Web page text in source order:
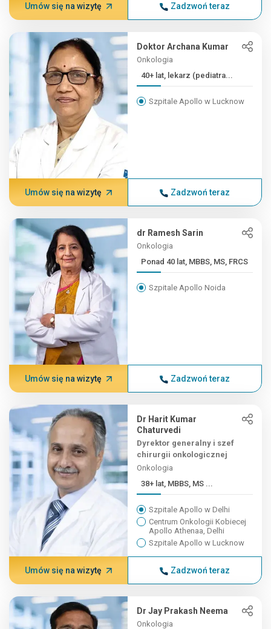
Umów się na wizytę Zadzwoń teraz
Doktor Archana Kumar
Onkologia
40+ lat, lekarz (pediatra...
Szpitale Apollo w Lucknow
Umów się na wizytę Zadzwoń teraz
dr Ramesh Sarin
Onkologia
Ponad 40 lat, MBBS, MS, FRCS
Szpitale Apollo Noida
Umów się na wizytę Zadzwoń teraz
Dr Harit Kumar
Chaturvedi
Dyrektor generalny i szef
chirurgii onkologicznej
Onkologia
38+ lat, MBBS, MS ...
Szpitale Apollo w Delhi
Centrum Onkologii Kobiecej
Apollo Athenaa, Delhi
Szpitale Apollo w Lucknow
Umów się na wizytę Zadzwoń teraz
Dr Jay Prakash Neema
Onkologia